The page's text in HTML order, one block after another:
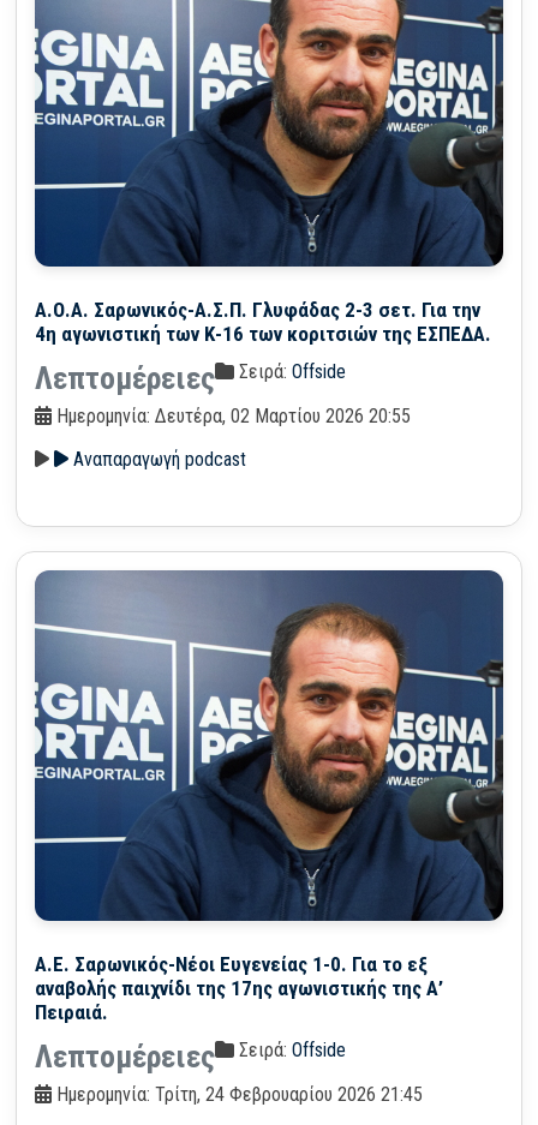
Α.Ο.Α. Σαρωνικός-Α.Σ.Π. Γλυφάδας 2-3 σετ. Για την
4η αγωνιστική των Κ-16 των κοριτσιών της ΕΣΠΕΔΑ.
Λεπτομέρειες Σειρά:Offside
Ημερομηνία: Δευτέρα, 02 Μαρτίου 2026 20:55
Αναπαραγωγή podcast
Α.Ε. Σαρωνικός-Νέοι Ευγενείας 1-0. Για το εξ
αναβολής παιχνίδι της 17ης αγωνιστικής της Α’
Πειραιά.
Λεπτομέρειες Σειρά:Offside
Ημερομηνία: Τρίτη, 24 Φεβρουαρίου 2026 21:45